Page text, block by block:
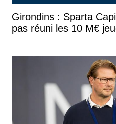
Girondins : Sparta
pas réuni les 10 M€